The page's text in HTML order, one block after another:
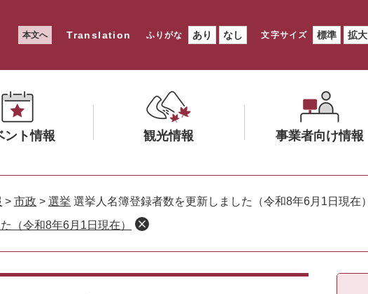
本文へ Translation ふりがな あり なし 文字サイズ 標準 拡大
ント情報 観光情報
ニ
ー
を
事業者向け情報
ニ
を
> 市政 > 選挙 選挙人名簿登録者数を更新しました（令和8年6月1日現在）
（令和8年6月1日現在）